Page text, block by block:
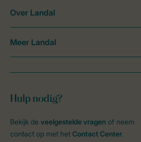
Hulp nodig?
Bekijk de veelgestelde vragen of neem
contact op met het Contact Center.
Over Landal
Meer Landal